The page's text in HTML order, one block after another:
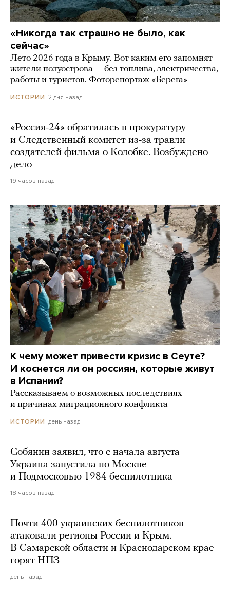
«Никогда так страшно не было, как
сейчас»
Лето 2026 года в Крыму. Вот каким его запомнят
жители полуострова — без топлива, электричества,
работы и туристов. Фоторепортаж «Берега»
ИСТОРИИ 2 дня назад
«Россия-24» обратилась в прокуратуру
и Следственный комитет из-за травли
создателей фильма о Колобке. Возбуждено
дело
19 часов назад
К чему может привести кризис в Сеуте?
И коснется ли он россиян, которые живут
в Испании?
Рассказываем о возможных последствиях
и причинах миграционного конфликта
ИСТОРИИ день назад
Собянин заявил, что с начала августа
Украина запустила по Москве
и Подмосковью 1984 беспилотника
18 часов назад
Почти 400 украинских беспилотников
атаковали регионы России и Крым.
В Самарской области и Краснодарском крае
горят НПЗ
день назад